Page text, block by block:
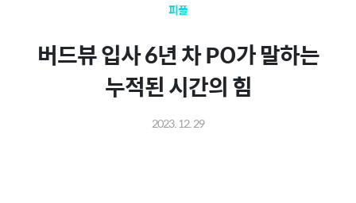
피플
버드뷰 입사 6년 차 PO가 말하는
누적된 시간의 힘
2023. 12. 29